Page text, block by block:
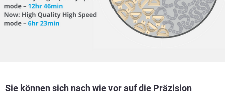
Sie können sich nach wie vor auf die Präzision